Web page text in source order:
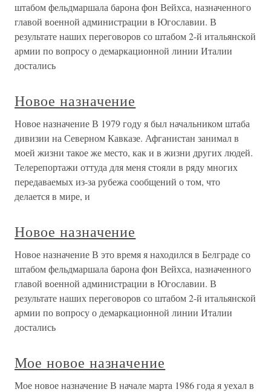
штабом фельдмаршала барона фон Вейхса, назначенного
главой военной администрации в Югославии. В
результате наших переговоров со штабом 2-й итальянской
армии по вопросу о демаркационной линии Италии
достались
Новое назначение
Новое назначение В 1979 году я был начальником штаба
дивизии на Северном Кавказе. Афганистан занимал в
моей жизни такое же место, как и в жизни других людей.
Телерепортажи оттуда для меня стояли в ряду многих
передаваемых из-за рубежа сообщений о том, что
делается в мире, и
Новое назначение
Новое назначение В это время я находился в Белграде со
штабом фельдмаршала барона фон Вейхса, назначенного
главой военной администрации в Югославии. В
результате наших переговоров со штабом 2-й итальянской
армии по вопросу о демаркационной линии Италии
достались
Мое новое назначение
Мое новое назначение В начале марта 1986 года я уехал в